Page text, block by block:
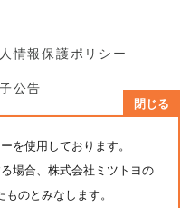
情報保護ポリシー
公告
reserved.
を使用しております。
場合、株式会社ミツトヨの
のとみなします。
閉じる